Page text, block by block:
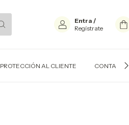
Entra /
Regístrate
PROTECCIÓN AL CLIENTE CONTACTO